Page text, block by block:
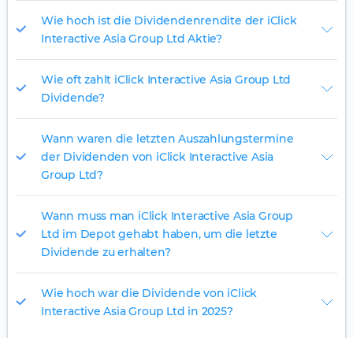
Wie hoch ist die Dividendenrendite der iClick
Interactive Asia Group Ltd Aktie?
Wie oft zahlt iClick Interactive Asia Group Ltd
Dividende?
Wann waren die letzten Auszahlungstermine
der Dividenden von iClick Interactive Asia
Group Ltd?
Wann muss man iClick Interactive Asia Group
Ltd im Depot gehabt haben, um die letzte
Dividende zu erhalten?
Wie hoch war die Dividende von iClick
Interactive Asia Group Ltd in 2025?